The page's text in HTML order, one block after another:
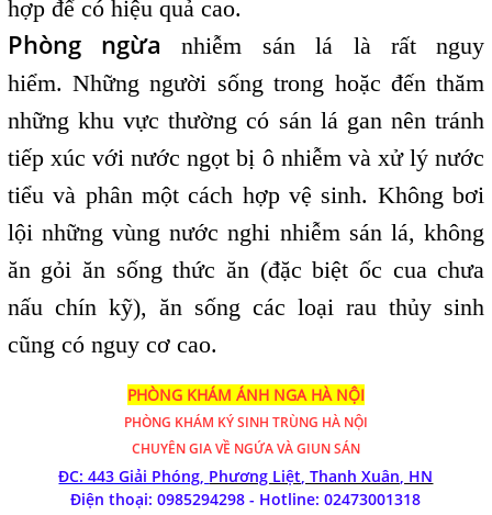
hợp để có hiệu quả cao.
Phòng ngừa nhiễm sán lá là rất nguy
hiểm. Những người sống trong hoặc đến thăm
những khu vực thường có sán lá gan nên tránh
tiếp xúc với nước ngọt bị ô nhiễm và xử lý nước
tiểu và phân một cách hợp vệ sinh. Không bơi
lội những vùng nước nghi nhiễm sán lá, không
ăn gỏi ăn sống thức ăn (đặc biệt ốc cua chưa
nấu chín kỹ), ăn sống các loại rau thủy sinh
cũng có nguy cơ cao.
PHÒNG KHÁM ÁNH NGA HÀ NỘI
PHÒNG KHÁM KÝ SINH TRÙNG HÀ NỘI
CHUYÊN GIA VỀ NGỨA VÀ GIUN SÁN
ĐC: 443 Giải Phóng, Phương Liệt, Thanh Xuân, HN
Điện thoại: 0985294298 - Hotline:02473001318